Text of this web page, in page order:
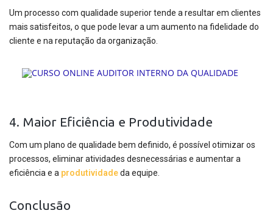
Um processo com qualidade superior tende a resultar em clientes
mais satisfeitos, o que pode levar a um aumento na fidelidade do
cliente e na reputação da organização.
4. Maior Eficiência e Produtividade
Com um plano de qualidade bem definido, é possível otimizar os
processos, eliminar atividades desnecessárias e aumentar a
eficiência e a produtividadeda equipe.
Conclusão